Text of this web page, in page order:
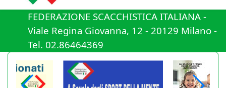
FEDERAZIONE SCACCHISTICA ITALIANA -
Viale Regina Giovanna, 12 - 20129 Milano -
Tel. 02.86464369